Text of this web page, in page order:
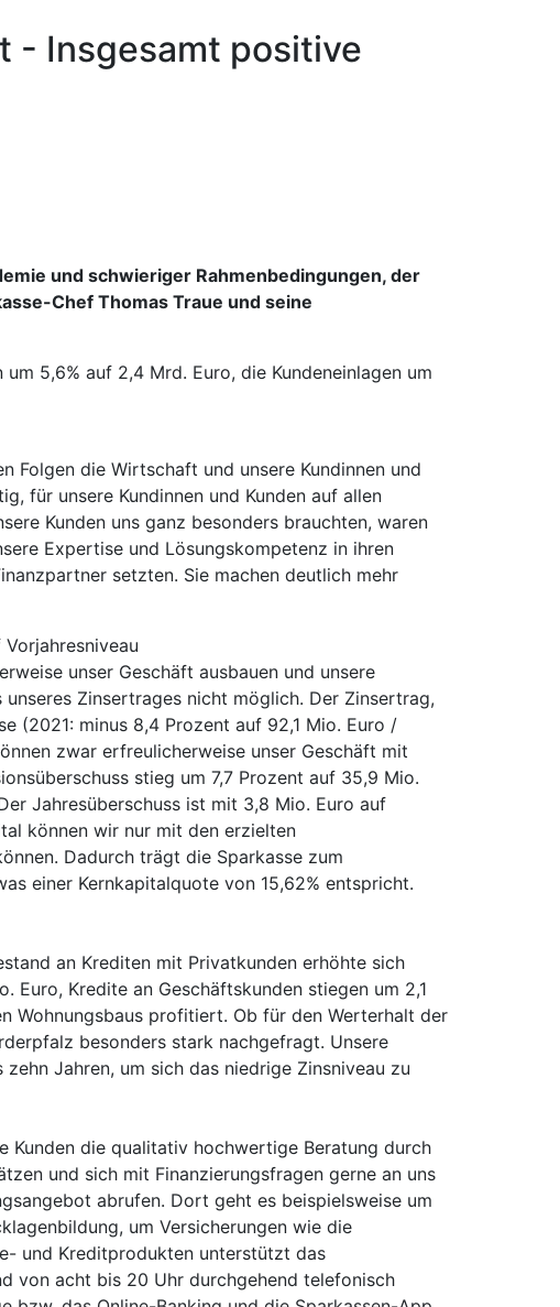
- Insgesamt positive
und schwieriger Rahmenbedingungen, der
Chef Thomas Traue und seine
5,6% auf 2,4 Mrd. Euro, die Kundeneinlagen um
Folgen die Wirtschaft und unsere Kundinnen und
für unsere Kundinnen und Kunden auf allen
Kunden uns ganz besonders brauchten, waren
Expertise und Lösungskompetenz in ihren
setzten. Sie machen deutlich mehr
unser Geschäft ausbauen und unsere
Zinsertrages nicht möglich. Der Zinsertrag,
(2021: minus 8,4 Prozent auf 92,1 Mio. Euro /
zwar erfreulicherweise unser Geschäft mit
stieg um 7,7 Prozent auf 35,9 Mio.
Jahresüberschuss ist mit 3,8 Mio. Euro auf
können wir nur mit den erzielten
Dadurch trägt die Sparkasse zum
einer Kernkapitalquote von 15,62% entspricht.
an Krediten mit Privatkunden erhöhte sich
Kredite an Geschäftskunden stiegen um 2,1
Wohnungsbaus profitiert. Ob für den Werterhalt der
besonders stark nachgefragt. Unsere
Jahren, um sich das niedrige Zinsniveau zu
Kunden die qualitativ hochwertige Beratung durch
und sich mit Finanzierungsfragen gerne an uns
abrufen. Dort geht es beispielsweise um
um Versicherungen wie die
und Kreditprodukten unterstützt das
von acht bis 20 Uhr durchgehend telefonisch